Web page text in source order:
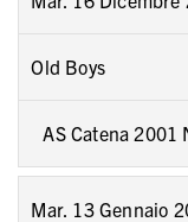
Old Boys
AS Catena 2001
Mar. 13 Gennaio